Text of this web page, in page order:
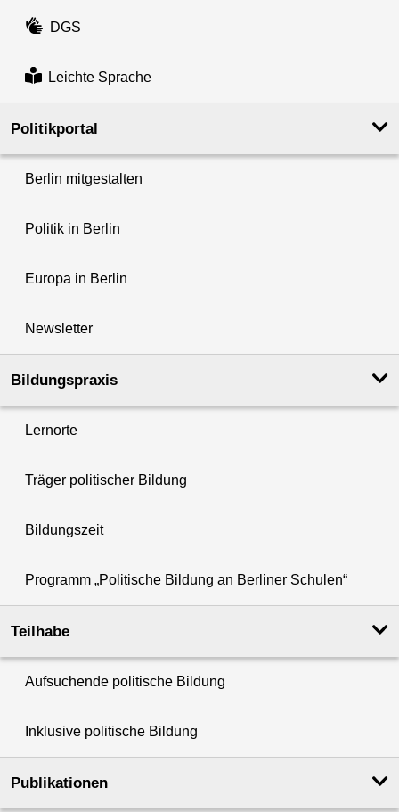
DGS
Leichte Sprache
Politikportal
Berlin mitgestalten
Politik in Berlin
Europa in Berlin
Newsletter
Bildungspraxis
Lernorte
Träger politischer Bildung
Bildungszeit
Programm „Politische Bildung an Berliner Schulen“
Teilhabe
Aufsuchende politische Bildung
Inklusive politische Bildung
Publikationen